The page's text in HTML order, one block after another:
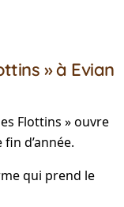
» à Evian
Flottins » ouvre
d’année.
qui prend le